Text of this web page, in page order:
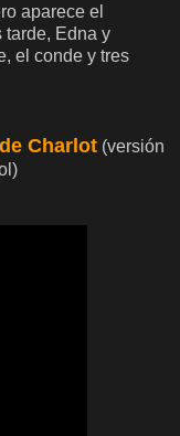
aparece el
tarde, Edna y
el conde y tres
Charlot(versión